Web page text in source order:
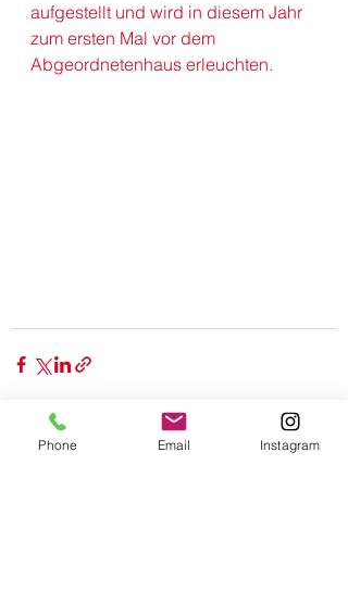
aufgestellt und wird in diesem Jahr
zum ersten Mal vor dem
Abgeordnetenhaus erleuchten.
Phone Email Instagram